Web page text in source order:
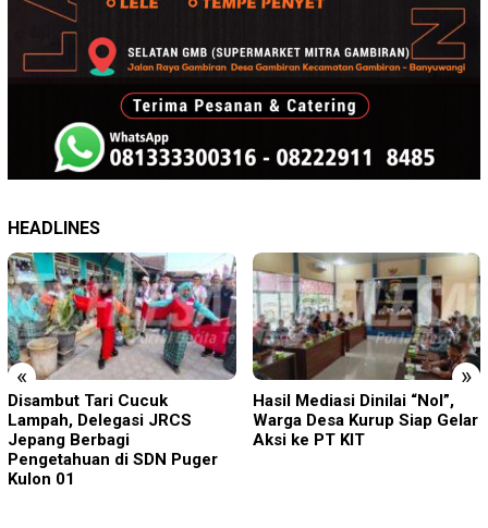
HEADLINES
« »
Hasil Mediasi Dinilai “Nol”,
Warga Desa Kurup Siap Gelar
Aksi ke PT KIT
Pisowanan Ageng Hari Jadi
ke-702 Kabupaten Blitar,
Bupati Rijanto Tegaskan